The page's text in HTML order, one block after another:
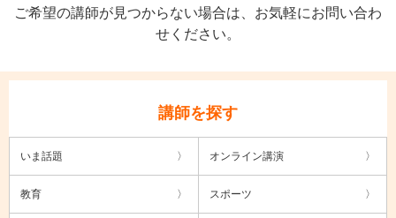
ご希望の講師が見つからない場合は、お気軽にお問い合わ
せください。
講師を探す
いま話題 オンライン講演
教育 スポーツ